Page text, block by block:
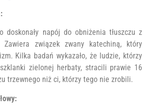
doskonały napój do obniżenia tłuszczu z
Zawiera związek zwany katechiną, który
Kilka badań wykazało, że ludzie, którzy
zielonej herbaty, stracili prawie 16
trzewnego niż ci, którzy tego nie zrobili.